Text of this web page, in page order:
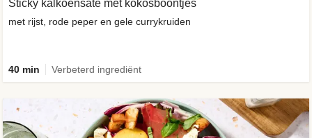
Sticky kalkoensaté met kokosboontjes
met rijst, rode peper en gele currykruiden
40 min Verbeterd ingrediënt